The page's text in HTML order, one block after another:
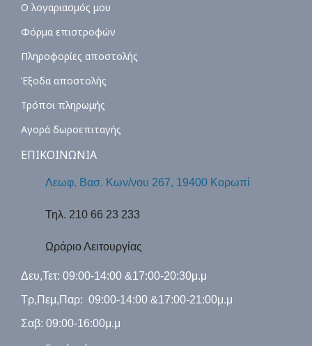
Ο λογαριασμός μου
Φόρμα επιστροφών
Πληροφορίες αποστολής
Έξοδα αποστολής
Τρόποι πληρωμής
Αγορά δωροεπιταγής
ΕΠΙΚΟΙΝΩΝΙΑ
Λεωφ. Βασ. Κων/νου 267, 19400 Κορωπί
Τηλ. 210 66 23 233
Ωράριο Λειτουργίας
Δευ,Τετ: 09:00-14:00 &17:00-20:30μ.μ
Τρ,Πεμ,Παρ: 09:00-14:00 &17:00-21:00μ.μ
Σαβ: 09:00-16:00μ.μ